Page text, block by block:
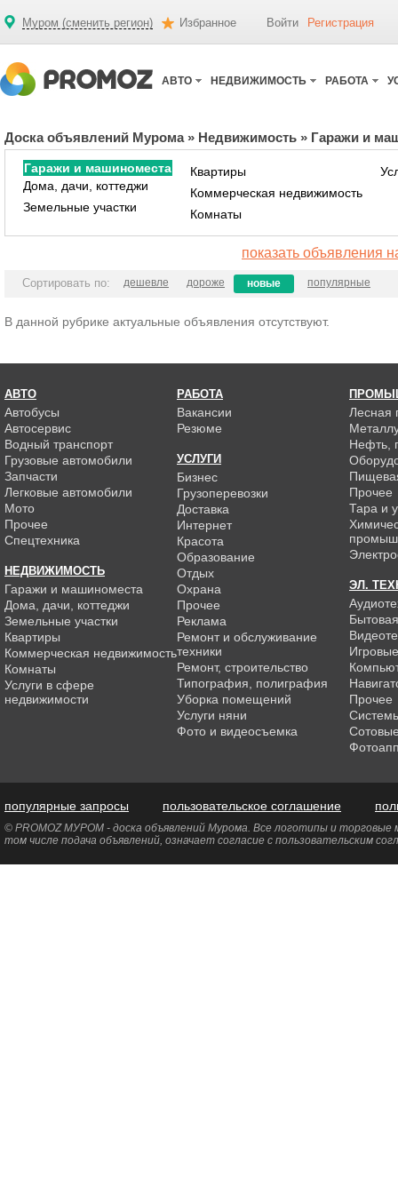
Муром (сменить регион) Избранное Войти Регистрация
АВТО НЕДВИЖИМОСТЬ РАБОТА
Доска объявлений Мурома» Недвижимость » Гаражи и
Гаражи и машиноместа
Дома, дачи, коттеджи
Земельные участки
Квартиры
Коммерческая недвижимость
Комнаты
показать объявления
Сортировать по: дешевле дороже новые популярные
В данной рубрике актуальные объявления отсутствуют.
АВТО
Автобусы
Автосервис
Водный транспорт
Грузовые автомобили
Запчасти
Легковые автомобили
Мото
Прочее
Спецтехника
НЕДВИЖИМОСТЬ
Гаражи и машиноместа
Дома, дачи, коттеджи
Земельные участки
Квартиры
Коммерческая недвижимость
Комнаты
Услуги в сфере
недвижимости
РАБОТА
Вакансии
Резюме
УСЛУГИ
Бизнес
Грузоперевозки
Доставка
Интернет
Красота
Образование
Отдых
Охрана
Прочее
Реклама
Ремонт и обслуживание
техники
Ремонт, строительство
Типография, полиграфия
Уборка помещений
Услуги няни
Фото и видеосъемка
Лесная
Нефть,
Прочее
Тара и
ЭЛ.
Прочее
популярные запросы пользовательское соглашение
© PROMOZ МУРОМ - доска объявлений Мурома. Все логотипы и торговые
том числе подача объявлений, означает согласие с пользовательским